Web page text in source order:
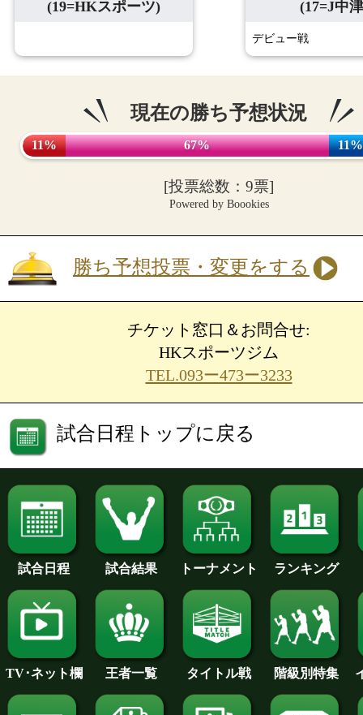
(19=HKスポーツ) (17=J中
デビュー戦
現在の勝ち予想状況
11% 67% 11%
[投票総数：9票]
Powered by Boookies
勝ち予想投票・変更をする
チケット窓口＆お問合せ:
HKスポーツジム
TEL.093ー473ー3233
試合日程トップに戻る
試合日程 試合結果 トーナメント ランキング
TV･ネット欄 王者一覧 タイトル戦 階級別特集